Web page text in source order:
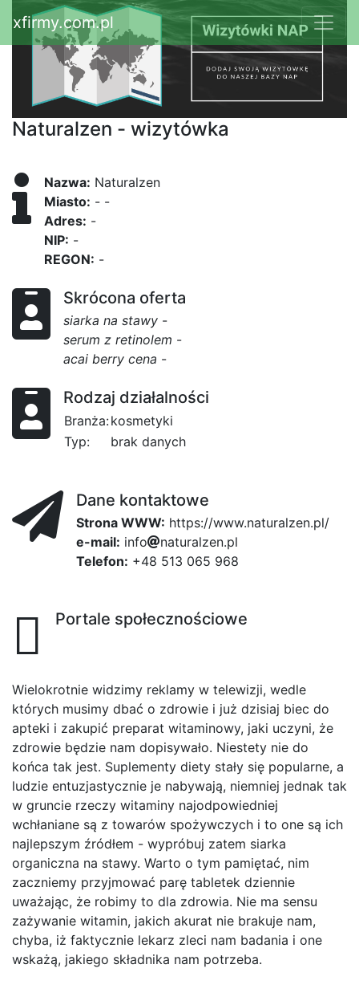
xfirmy.com.pl
Naturalzen - wizytówka
Nazwa: Naturalzen
Miasto: - -
Adres: -
NIP: -
REGON: -
Skrócona oferta
siarka na stawy -
serum z retinolem -
acai berry cena -
Rodzaj działalności
Branża:kosmetyki
Typ:
brak danych
Dane kontaktowe
Strona WWW: https://www.naturalzen.pl/
e-mail: e
i2
nfo 6
naturalzen75
.pl
Telefon: +48 513 065 968
Portale społecznościowe
Wielokrotnie widzimy reklamy w telewizji, wedle
których musimy dbać o zdrowie i już dzisiaj biec do
apteki i zakupić preparat witaminowy, jaki uczyni, że
zdrowie będzie nam dopisywało. Niestety nie do
końca tak jest. Suplementy diety stały się popularne, a
ludzie entuzjastycznie je nabywają, niemniej jednak tak
w gruncie rzeczy witaminy najodpowiedniej
wchłaniane są z towarów spożywczych i to one są ich
najlepszym źródłem - wypróbuj zatem siarka
organiczna na stawy. Warto o tym pamiętać, nim
zaczniemy przyjmować parę tabletek dziennie
uważając, że robimy to dla zdrowia. Nie ma sensu
zażywanie witamin, jakich akurat nie brakuje nam,
chyba, iż faktycznie lekarz zleci nam badania i one
wskażą, jakiego składnika nam potrzeba.